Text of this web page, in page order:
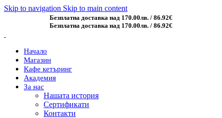
Skip to navigation Skip to main content
Безплатна доставка над 170.00лв. / 86.92€
Безплатна доставка над 170.00лв. / 86.92€
Начало
Магазин
Кафе кетъринг
Академия
За нас
Нашата история
Сертификати
Контакти